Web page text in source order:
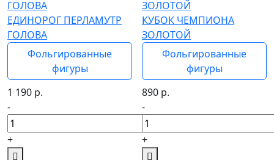
ЕДИНОРОГ ПЕРЛАМУТР
ГОЛОВА
Фольгированные
фигуры
1 190 р.
-
+
КУБОК ЧЕМПИОНА
ЗОЛОТОЙ
Фольгированные
фигуры
890 р.
-
+